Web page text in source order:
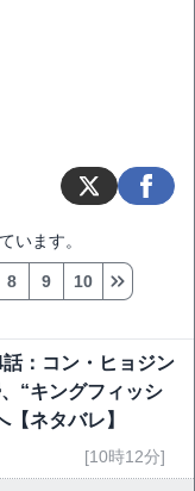
います。
8 9 10
話：コン・ヒョジン
“キングフィッシ
【ネタバレ】
[10時12分]